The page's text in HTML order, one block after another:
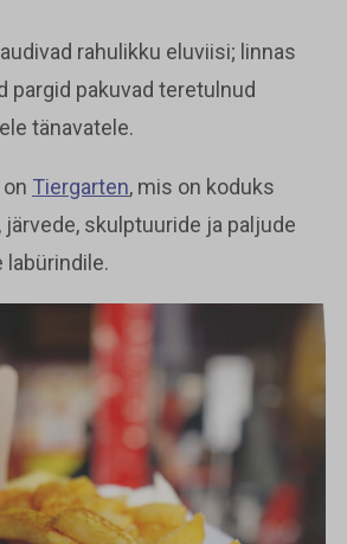
rahulikku eluviisi; linnas
pargid pakuvad teretulnud
tänavatele.
Tiergarten, mis on koduks
järvede, skulptuuride ja paljude
labürindile.